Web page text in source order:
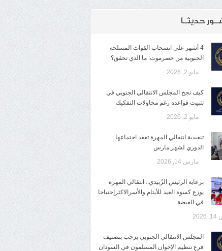
حديثــاً
4 أشهر على انسحاب القوات المسلحة
الجنوبية من حضرموت: ما الذي تحقق؟
مايو 2, 2026
كيف نجح المجلس الانتقالي الجنوبي في
تثبيت قواعده رغم محاولات التفكيك
مايو 2, 2026
تنفيذية انتقالي المهرة تعقد اجتماعها
الدوري لشهر مارس
مارس 14, 2026
برعاية الرئيس الزُبيدي.. انتقالي المهرة
يوزع كسوة العيد للأيتام والأسرالاكثرإحتياجا
في الغيضة
المجلس الانتقالي الجنوبي يرحب بتصنيف
فرع تنظيم الإخوان المسلمون في السودان